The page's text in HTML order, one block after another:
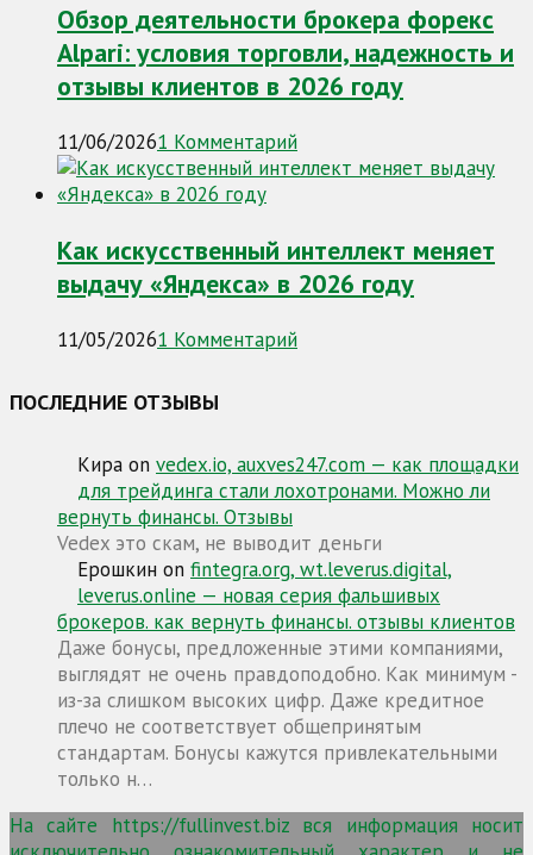
Обзор деятельности брокера форекс
Alpari: условия торговли, надежность и
отзывы клиентов в 2026 году
11/06/20261 Комментарий
Как искусственный интеллект меняет
выдачу «Яндекса» в 2026 году
11/05/20261 Комментарий
ПОСЛЕДНИЕ ОТЗЫВЫ
Кира on vedex.io, auxves247.com — как площадки
для трейдинга стали лохотронами. Можно ли
вернуть финансы. Отзывы
Vedex это скам, не выводит деньги
Ерошкин on fintegra.org, wt.leverus.digital,
leverus.online — новая серия фальшивых
брокеров. как вернуть финансы. отзывы клиентов
Даже бонусы, предложенные этими компаниями,
выглядят не очень правдоподобно. Как минимум -
из-за слишком высоких цифр. Даже кредитное
плечо не соответствует общепринятым
стандартам. Бонусы кажутся привлекательными
только н…
На сайте https://fullinvest.biz вся информация носит